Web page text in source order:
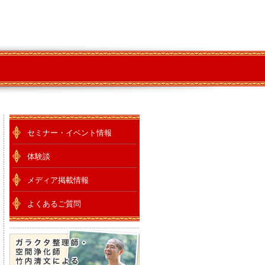
セミナー・イベント情報
体験談
メディア掲載情報
よくあるご質問